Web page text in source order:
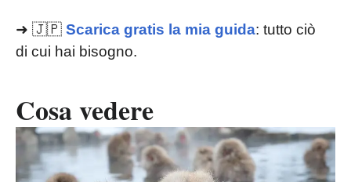
➜ 🇯🇵 Scarica gratis la mia guida: tutto ciò
di cui hai bisogno.
Cosa vedere